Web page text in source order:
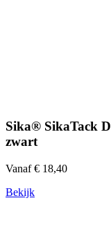
Sika® SikaTack
zwart
Vanaf € 18,40
Bekijk